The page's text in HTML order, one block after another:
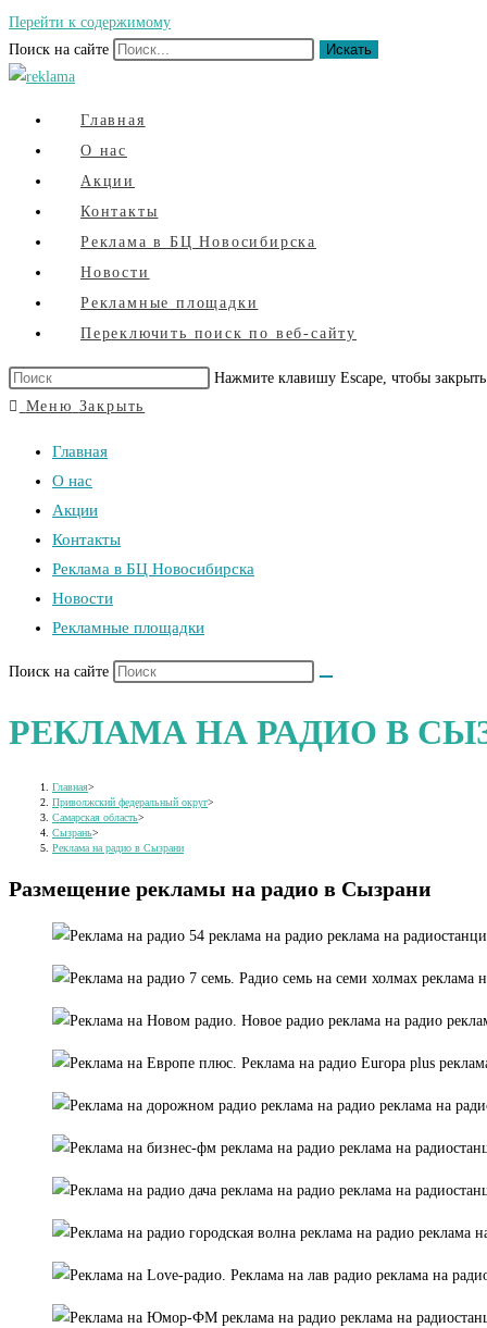
Перейти к содержимому
Поиск на сайте
Искать
Главная
О нас
Акции
Контакты
Реклама в БЦ Новосибирска
Новости
Рекламные площадки
Переключить поиск по веб-сайту
Нажмите клавишу Escape, чтобы
Меню Закрыть
Главная
О нас
Акции
Контакты
Реклама в БЦ Новосибирска
Новости
Рекламные площадки
Поиск на сайте
РЕКЛАМА НА РАДИО В
Главная>
Приволжский федеральный округ>
Самарская область>
Сызрань>
Реклама на радио в Сызрани
Размещение рекламы на радио в Сызрани